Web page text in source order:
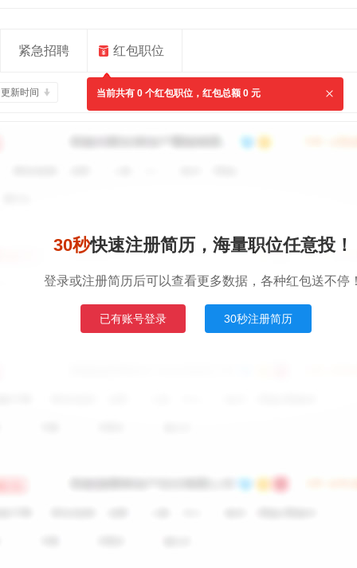
紧急招聘 红包职位
当前共有 0 个红包职位，红包总额 0 元
更新时间
30秒快速注册简历，海量职位任意投！
登录或注册简历后可以查看更多数据，各种红包送不停！
已有账号登录 30秒注册简历